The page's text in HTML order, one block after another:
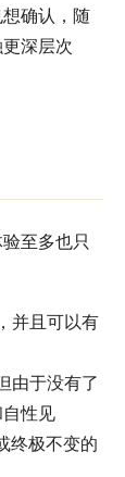
确认，随
深层次
至多也只
并且可以有
由于没有了
性见
终极不变的